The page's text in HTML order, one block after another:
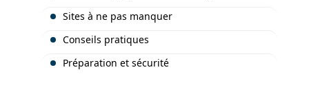
Sites à ne pas manquer
Conseils pratiques
Préparation et sécurité